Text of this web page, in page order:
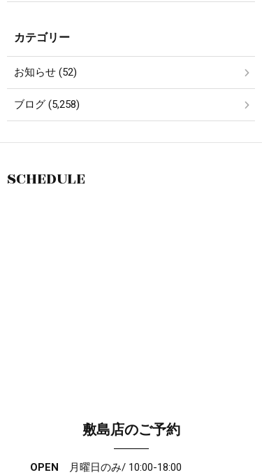
カテゴリー
お知らせ (52)
ブログ (5,258)
SCHEDULE
敷島店のご予約
OPEN
月曜日のみ/ 10:00-18:00